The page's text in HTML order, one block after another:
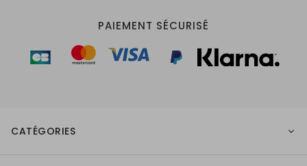
PAIEMENT SÉCURISÉ
CATÉGORIES